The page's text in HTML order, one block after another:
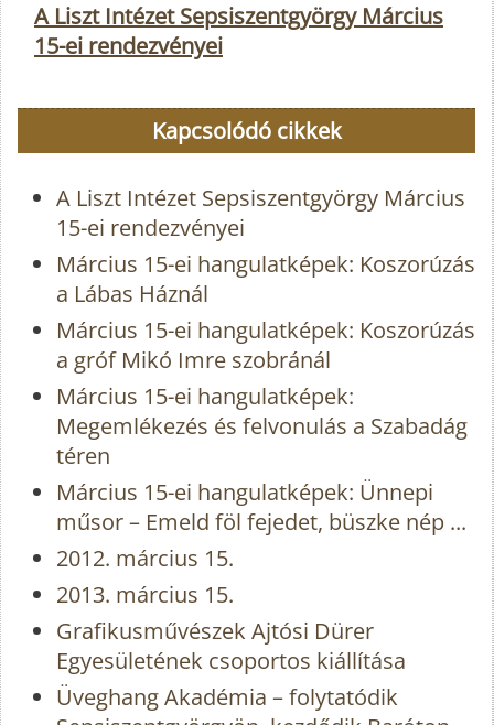
A Liszt Intézet Sepsiszentgyörgy Március
15-ei rendezvényei
Kapcsolódó cikkek
A Liszt Intézet Sepsiszentgyörgy Március
15-ei rendezvényei
Március 15-ei hangulatképek: Koszorúzás
a Lábas Háznál
Március 15-ei hangulatképek: Koszorúzás
a gróf Mikó Imre szobránál
Március 15-ei hangulatképek:
Megemlékezés és felvonulás a Szabadág
téren
Március 15-ei hangulatképek: Ünnepi
műsor – Emeld föl fejedet, büszke nép ...
2012. március 15.
2013. március 15.
Grafikusművészek Ajtósi Dürer
Egyesületének csoportos kiállítása
Üveghang Akadémia – folytatódik